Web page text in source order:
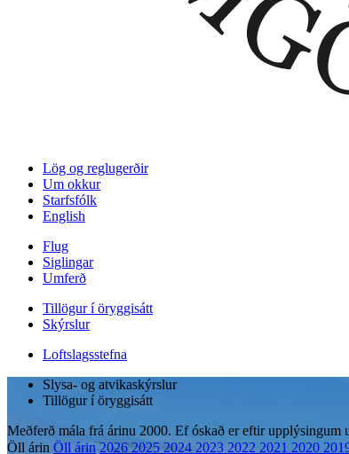
Lög og reglugerðir
Um okkur
Starfsfólk
English
Flug
Siglingar
Umferð
Tillögur í öryggisátt
Skýrslur
Loftslagsstefna
Slysa- og atvikaskýrslur
Tillögur í öryggisátt
Meðferð mála frá árinu 2000. Ef óskað er eftir
Öll árin Öll árin 202620252024 2023 2022 2021 2020